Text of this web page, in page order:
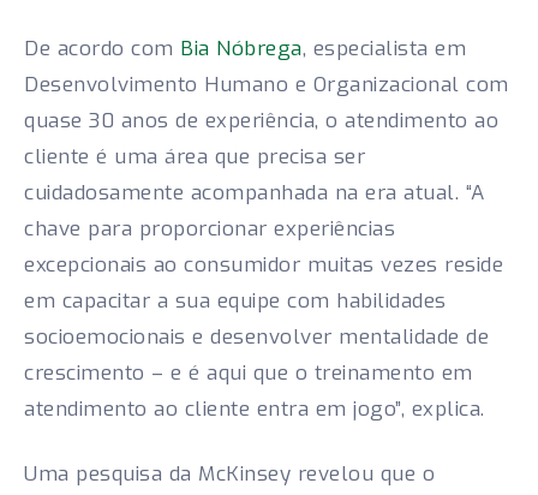
De acordo com Bia Nóbrega, especialista em
Desenvolvimento Humano e Organizacional com
quase 30 anos de experiência, o atendimento ao
cliente é uma área que precisa ser
cuidadosamente acompanhada na era atual. “A
chave para proporcionar experiências
excepcionais ao consumidor muitas vezes reside
em capacitar a sua equipe com habilidades
socioemocionais e desenvolver mentalidade de
crescimento – e é aqui que o treinamento em
atendimento ao cliente entra em jogo”, explica.
Uma pesquisa da McKinsey revelou que o